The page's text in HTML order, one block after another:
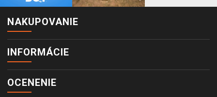
NAKUPOVANIE
INFORMÁCIE
OCENENIE